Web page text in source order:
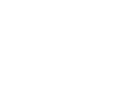
e mais.